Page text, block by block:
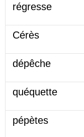
régresse
Cérès
dépêche
quéquette
pépètes